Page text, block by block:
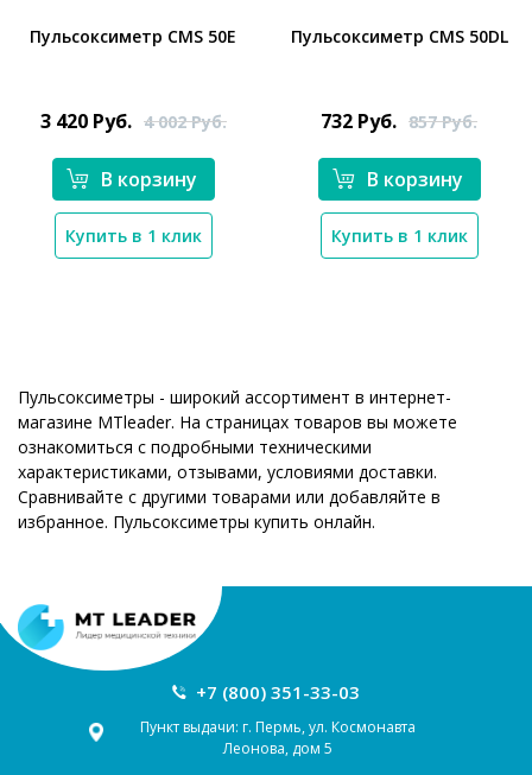
Пульсоксиметр CMS 50E
3 420 Руб. 4 002Руб.
В корзину
Купить в 1 клик
*}
Пульсоксиметр CMS 50DL
732 Руб. 857Руб.
В корзину
Купить в 1 клик
Пульсоксиметры - широкий ассортимент в интернет-
магазине MTleader. На страницах товаров вы можете
ознакомиться с подробными техническими
характеристиками, отзывами, условиями доставки.
Сравнивайте с другими товарами или добавляйте в
избранное. Пульсоксиметры купить онлайн.
+7 (800) 351-33-03
Пункт выдачи: г. Пермь, ул. Космонавта
Леонова, дом 5